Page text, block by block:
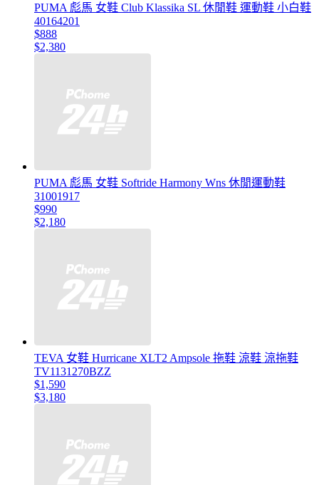
PUMA 彪馬 女鞋 Club Klassika SL 休閒鞋 運動鞋 小白鞋
40164201
$888
$2,380
PUMA 彪馬 女鞋 Softride Harmony Wns 休閒運動鞋
31001917
$990
$2,180
TEVA 女鞋 Hurricane XLT2 Ampsole 拖鞋 涼鞋 涼拖鞋
TV1131270BZZ
$1,590
$3,180